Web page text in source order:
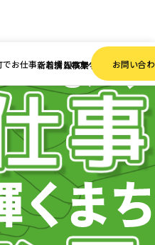
お仕事をお探しの方へ
新着情報求人検索事業者一覧お問い合